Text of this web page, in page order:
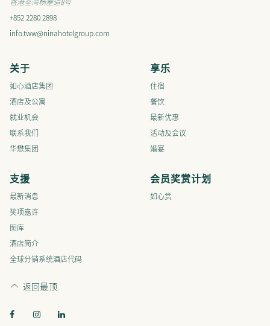
+852 2280 2898
info.tww@ninahotelgroup.com
关于
如心酒店集团
酒店及公寓
就业机会
联系我们
华懋集团
享乐
住宿
餐饮
最新优惠
活动及会议
婚宴
支援
最新消息
奖项嘉许
图库
酒店简介
全球分销系统酒店代码
会员奖赏计划
如心赏
返回最顶